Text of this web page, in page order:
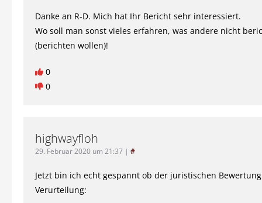
Danke an R-D. Mich hat Ihr Bericht sehr interessiert.
Wo soll man sonst vieles erfahren, was andere nicht
(berichten wollen)!
0
0
highwayfloh
29. Februar 2020 um 21:37 | #
Jetzt bin ich echt gespannt ob der juristischen
Verurteilung: